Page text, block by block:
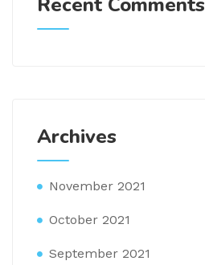
Archives
November 2021
October 2021
September 2021